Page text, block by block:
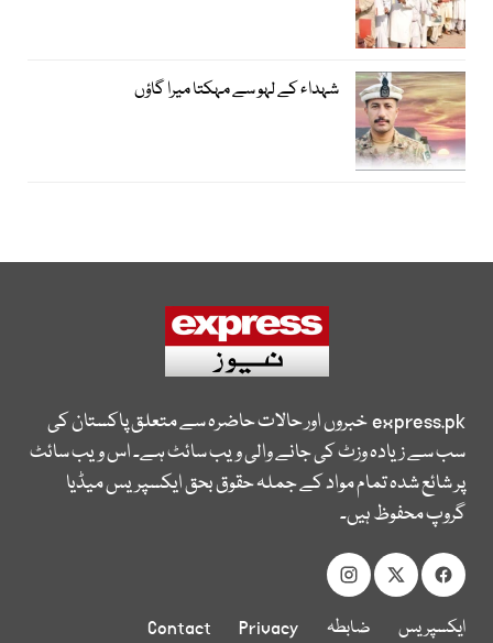
شہداء کے لہو سے مہکتا میرا گاؤں
express.pkخبروں اور حالات حاضرہ سے متعلق پاکستان کی
سب سے زیادہ وزٹ کی جانے والی ویب سائٹ ہے۔ اس ویب سائٹ
پر شائع شدہ تمام مواد کے جملہ حقوق بحق ایکسپریس میڈیا
گروپ محفوظ ہیں۔
ایکسپریس
ضابطہ
Privacy
Contact